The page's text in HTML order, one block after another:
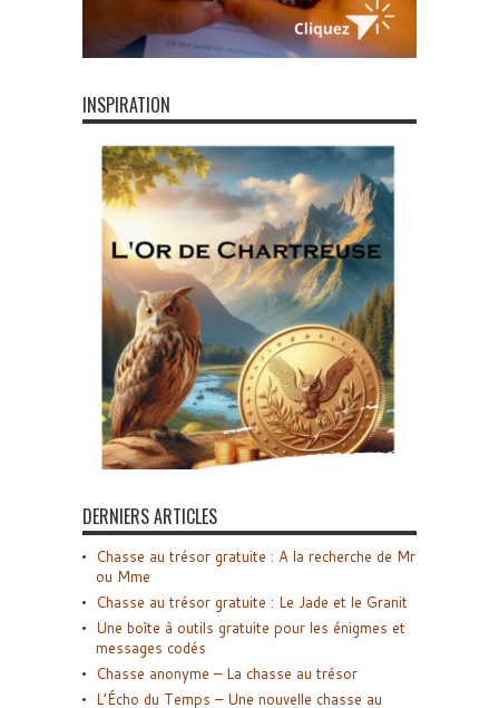
INSPIRATION
DERNIERS ARTICLES
Chasse au trésor gratuite : A la recherche de Mr
ou Mme
Chasse au trésor gratuite : Le Jade et le Granit
Une boîte à outils gratuite pour les énigmes et
messages codés
Chasse anonyme – La chasse au trésor
L’Écho du Temps – Une nouvelle chasse au